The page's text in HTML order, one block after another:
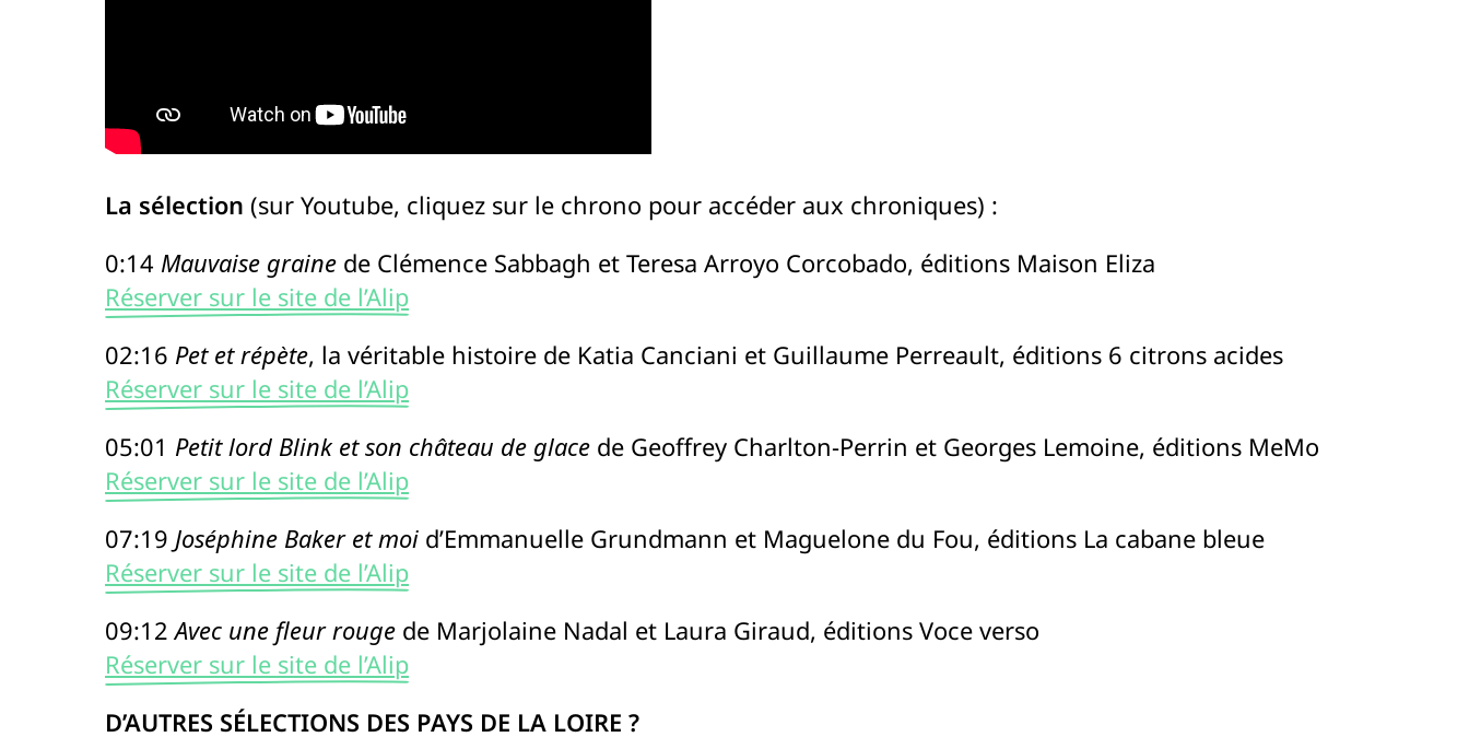
La sélection (sur Youtube, cliquez sur le chrono pour accéder aux chroniques) :
0:14 Mauvaise graine de Clémence Sabbagh et Teresa Arroyo Corcobado, éditions Maison Eliza
Réserver sur le site de l’Alip
02:16 Pet et répète, la véritable histoire de Katia Canciani et Guillaume Perreault, éditions 6 citrons acides
Réserver sur le site de l’Alip
05:01 Petit lord Blink et son château de glace de Geoffrey Charlton-Perrin et Georges Lemoine, éditions MeMo
Réserver sur le site de l’Alip
07:19 Joséphine Baker et moi d’Emmanuelle Grundmann et Maguelone du Fou, éditions La cabane bleue
Réserver sur le site de l’Alip
09:12Avec une fleur rouge de Marjolaine Nadal et Laura Giraud, éditions Voce verso
Réserver sur le site de l’Alip
D’AUTRES SÉLECTIONS DES PAYS DE LA LOIRE ?